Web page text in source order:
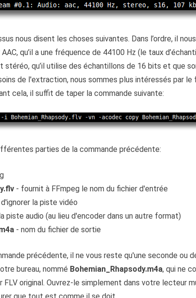
nous disent les choses suivantes. Dans l’ordre, il
qu’il a une fréquence de 44100 Hz (le taux
stéréo, qu’il utilise des échantillons de 16 bits et que
de l'extraction, nous sommes plus intéressés par le
cela, il suffit de taper la commande suivante:
parties de la commande précédente:
- fournit à FFmpeg le nom du fichier d'entrée
la piste vidéo
piste audio (au lieu d'encoder dans un autre format)
- nom du fichier de sortie
précédente, il ne vous reste qu'une seconde ou
bureau, nommé Bohemian_Rhapsody.m4a, qui ne
FLV original. Ouvrez-le simplement dans votre lecteur